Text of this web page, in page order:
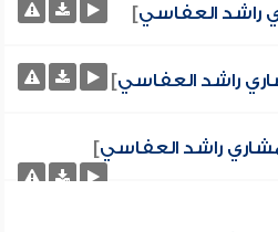
راشد العفاسي]
راشد العفاسي]
راشد العفاسي]